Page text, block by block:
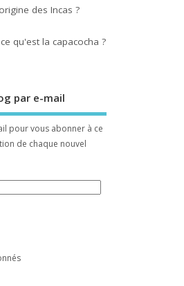
des Incas ?
qu'est la capacocha ?
par e-mail
pour vous abonner à ce
de chaque nouvel